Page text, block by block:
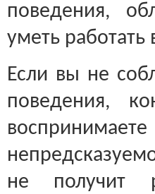
поведения,
уметь работать
Если вы не
поведения,
не получит